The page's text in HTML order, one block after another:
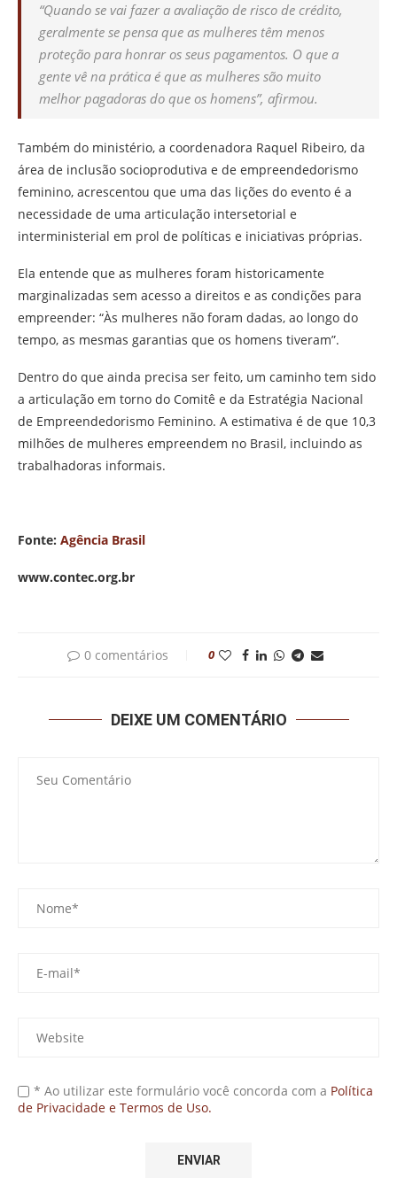
“Quando se vai fazer a avaliação de risco de crédito,
geralmente se pensa que as mulheres têm menos
proteção para honrar os seus pagamentos. O que a
gente vê na prática é que as mulheres são muito
melhor pagadoras do que os homens”, afirmou.
Também do ministério, a coordenadora Raquel Ribeiro, da
área de inclusão socioprodutiva e de empreendedorismo
feminino, acrescentou que uma das lições do evento é a
necessidade de uma articulação intersetorial e
interministerial em prol de políticas e iniciativas próprias.
Ela entende que as mulheres foram historicamente
marginalizadas sem acesso a direitos e as condições para
empreender: “Às mulheres não foram dadas, ao longo do
tempo, as mesmas garantias que os homens tiveram”.
Dentro do que ainda precisa ser feito, um caminho tem sido
a articulação em torno do Comitê e da Estratégia Nacional
de Empreendedorismo Feminino. A estimativa é de que 10,3
milhões de mulheres empreendem no Brasil, incluindo as
trabalhadoras informais.
Fonte: Agência Brasil
www.contec.org.br
0 comentários 0
DEIXE UM COMENTÁRIO
* Ao utilizar este formulário você concorda com a Política
de Privacidade e Termos de Uso.